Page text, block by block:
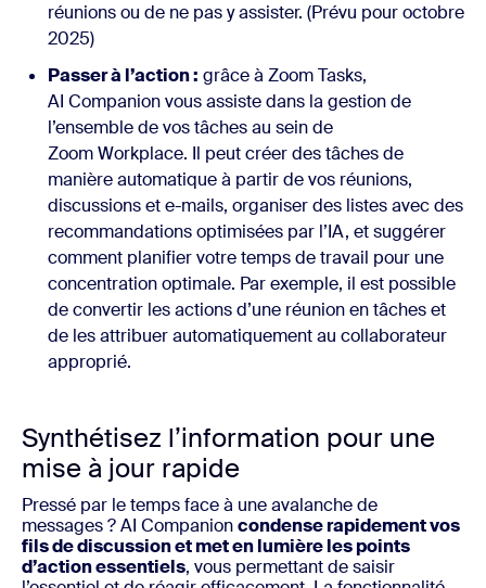
réunions ou de ne pas y assister. (Prévu pour octobre
2025)
Passer à l’action : grâce à Zoom Tasks,
AI Companion vous assiste dans la gestion de
l’ensemble de vos tâches au sein de
Zoom Workplace. Il peut créer des tâches de
manière automatique à partir de vos réunions,
discussions et e-mails, organiser des listes avec des
recommandations optimisées par l’IA, et suggérer
comment planifier votre temps de travail pour une
concentration optimale. Par exemple, il est possible
de convertir les actions d’une réunion en tâches et
de les attribuer automatiquement au collaborateur
approprié.
Synthétisez l’information pour une
mise à jour rapide
Pressé par le temps face à une avalanche de
messages ? AI Companioncondense rapidement vos
fils de discussion et met en lumière les points
d’action essentiels, vous permettant de saisir